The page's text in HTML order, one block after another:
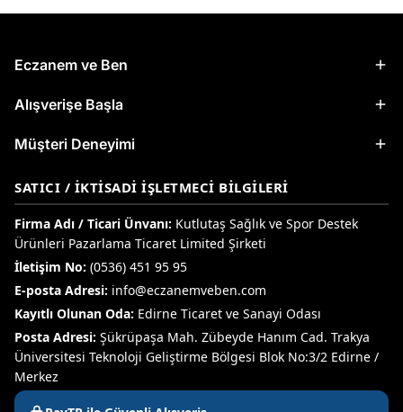
Eczanem ve Ben
Alışverişe Başla
Müşteri Deneyimi
SATICI / İKTISADI İŞLETMECI BILGILERI
Firma Adı / Ticari Ünvanı: Kutlutaş Sağlık ve Spor Destek
Ürünleri Pazarlama Ticaret Limited Şirketi
İletişim No: (0536) 451 95 95
E-posta Adresi: info@eczanemveben.com
Kayıtlı Olunan Oda: Edirne Ticaret ve Sanayi Odası
Posta Adresi: Şükrüpaşa Mah. Zübeyde Hanım Cad. Trakya
Üniversitesi Teknoloji Geliştirme Bölgesi Blok No:3/2 Edirne /
Merkez